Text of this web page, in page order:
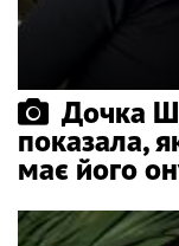
Дочка
показала,
має його